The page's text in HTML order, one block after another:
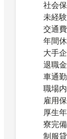
社会
未経
交通
年間
大手
退職
車通
職場
雇用
厚生
寮完備
制服